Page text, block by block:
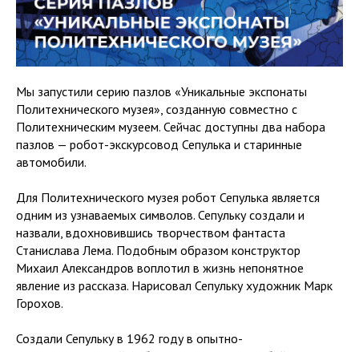
Мы запустили серию пазлов «Уникальные экспонаты
Политехнического музея», созданную совместно с
Политехническим музеем. Сейчас доступны два набора
пазлов — робот-экскурсовод Сепулька и старинные
автомобили.
Для Политехнического музея робот Сепулька является
одним из узнаваемых символов. Сепульку создали и
назвали, вдохновившись творчеством фантаста
Станислава Лема. Подобным образом конструктор
Михаил Александров воплотил в жизнь непонятное
явление из рассказа. Нарисовал Сепульку художник Марк
Горохов.
Создали Сепульку в 1962 году в опытно-